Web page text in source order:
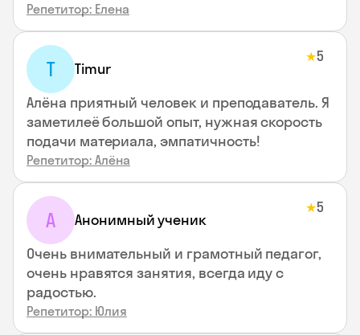
Репетитор: Елена
T Timur
★5
Алёна приятный человек и преподаватель. Я
заметилеё большой опыт, нужная скорость
подачи материала, эмпатичность!
Репетитор: Алёна
А Анонимный ученик
★5
Очень внимательный и грамотный педагог,
очень нравятся занятия, всегда иду с
радостью.
Репетитор: Юлия